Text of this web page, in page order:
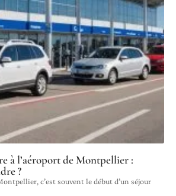
à l’aéroport de Montpellier :
?
c’est souvent le début d’un séjour